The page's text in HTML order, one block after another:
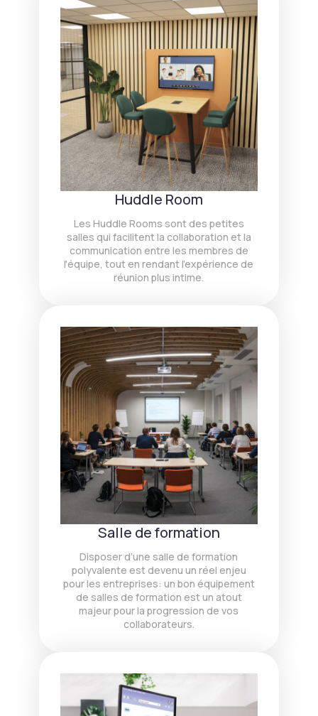
Huddle Room
Les Huddle Rooms sont des petites
salles qui facilitent la collaboration et la
communication entre les membres de
l'équipe, tout en rendant l'expérience de
réunion plus intime.
Salle de formation
Disposer d’une salle de formation
polyvalente est devenu un réel enjeu
pour les entreprises: un bon équipement
de salles de formation est un atout
majeur pour la progression de vos
collaborateurs.